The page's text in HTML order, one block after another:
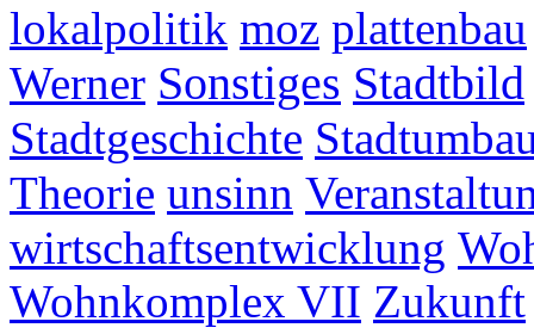
lokalpolitik moz plattenbau
Werner Sonstiges Stadtbild
Stadtgeschichte
Theorie unsinn
wirtschaftsentwicklung
Wohnkomplex VII Zukunft